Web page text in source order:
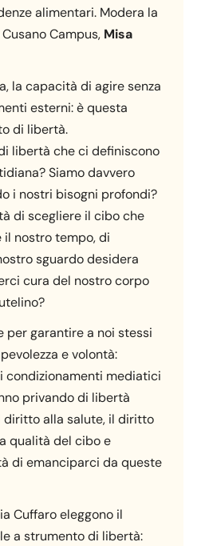
alimentari. Modera la
Campus, Misa
la capacità di agire senza
esterni: è questa
di libertà.
libertà che ci definiscono
Siamo davvero
i nostri bisogni profondi?
di scegliere il cibo che
il nostro tempo, di
sguardo desidera
cura del nostro corpo
per garantire a noi stessi
e volontà:
condizionamenti mediatici
privando di libertà
diritto alla salute, il diritto
qualità del cibo e
di emanciparci da queste
Cuffaro eleggono il
a strumento di libertà: